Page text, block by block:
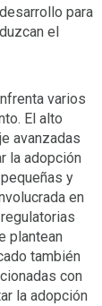
para
el
varios
El alto
avanzadas
la adopción
y
en
plantean
también
con
la adopción